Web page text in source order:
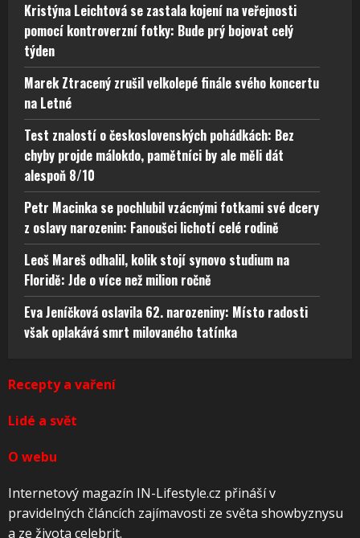
Kristýna Leichtová se zastala kojení na veřejnosti
pomocí kontroverzní fotky: Bude prý bojovat celý
týden
Marek Ztracený zrušil velkolepé finále svého koncertu
na Letné
Test znalostí o československých pohádkách: Bez
chyby projde málokdo, pamětníci by ale měli dát
alespoň 8/10
Petr Macinka se pochlubil vzácnými fotkami své dcery
z oslavy narozenin: Fanoušci lichotí celé rodině
Leoš Mareš odhalil, kolik stojí synovo studium na
Floridě: Jde o více než milion ročně
Eva Jeníčková oslavila 62. narozeniny: Místo radosti
však oplakává smrt milovaného tatínka
Recepty a vaření
Lidé a svět
O webu
Internetový magazín IN-Lifestyle.cz přináší v
pravidelných článcích zajímavosti ze světa showbyznysu
a ze života celebrit.